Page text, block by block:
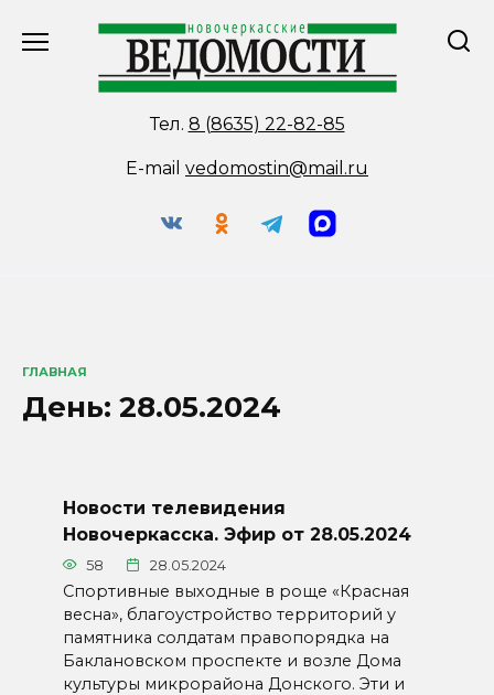
Тел. 8 (8635) 22-82-85
E-mail vedomostin@mail.ru
ГЛАВНАЯ
День: 28.05.2024
Новости телевидения
Новочеркасска. Эфир от 28.05.2024
58 28.05.2024
Спортивные выходные в роще «Красная
весна», благоустройство территорий у
памятника солдатам правопорядка на
Баклановском проспекте и возле Дома
культуры микрорайона Донского. Эти и